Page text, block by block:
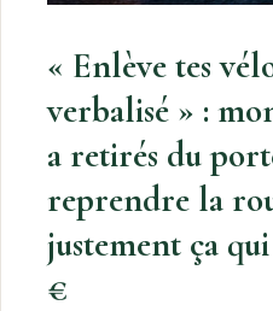
« Enlève tes
verbalisé » :
a retirés du
reprendre la
justement ça
€